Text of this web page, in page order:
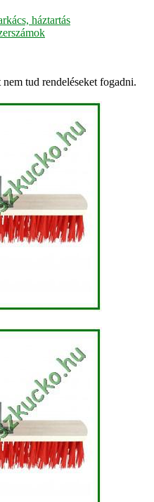
háztartás
tud rendeléseket fogadni.